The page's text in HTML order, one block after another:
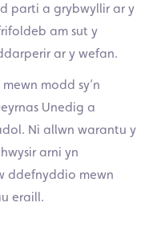
parti a grybwyllir ar y
am sut y
ar y wefan.
modd sy’n
Unedig a
Ni allwn warantu y
arni yn
ddefnyddio mewn
eraill.